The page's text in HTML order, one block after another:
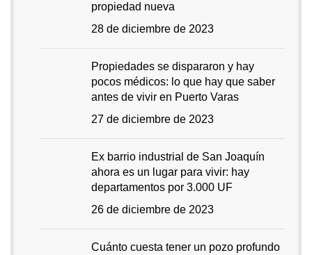
propiedad nueva
28 de diciembre de 2023
Propiedades se dispararon y hay
pocos médicos: lo que hay que saber
antes de vivir en Puerto Varas
27 de diciembre de 2023
Ex barrio industrial de San Joaquín
ahora es un lugar para vivir: hay
departamentos por 3.000 UF
26 de diciembre de 2023
Cuánto cuesta tener un pozo profundo